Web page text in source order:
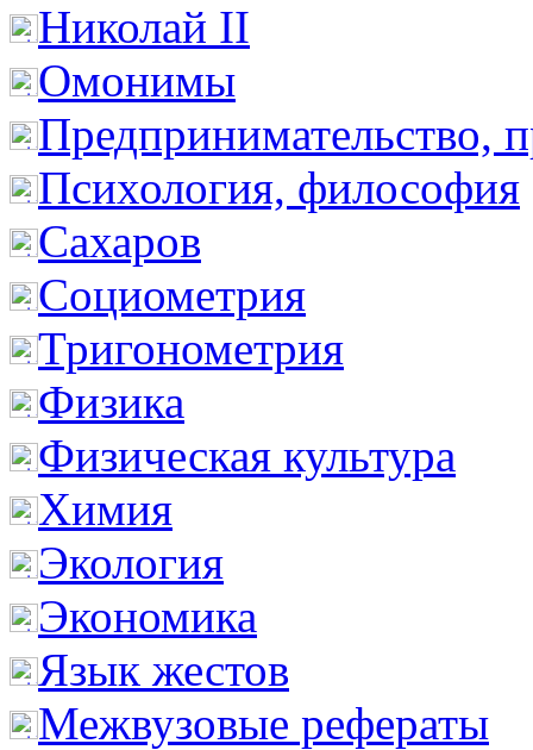
Николай II
Омонимы
Предпринимательство,
Психология, философия
Сахаров
Социометрия
Тригонометрия
Физика
Физическая культура
Химия
Экология
Экономика
Язык жестов
Межвузовые рефераты